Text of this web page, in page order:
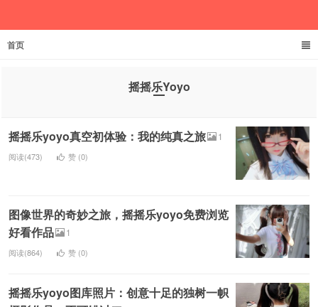
首页
摇摇乐Yoyo
摇摇乐yoyo真空初体验：我的纯真之旅 1
阅读(473) 赞 (0)
图像世界的奇妙之旅，摇摇乐yoyo免费浏览
好看作品
1
阅读(864) 赞 (0)
摇摇乐yoyo图库照片：创意十足的独树一帜